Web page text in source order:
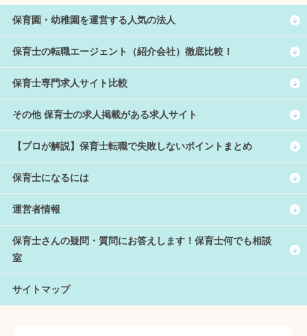
保育園・幼稚園を運営する人気の法人
保育士の転職エージェント（紹介会社）徹底比較！
保育士専門求人サイト比較
その他 保育士の求人掲載がある求人サイト
【プロが解説】保育士転職で失敗しないポイントまとめ
保育士になるには
運営者情報
保育士さんの疑問・質問にお答えします！保育士何でも相談
室
サイトマップ